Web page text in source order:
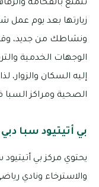
تتمتع بالفخامة
زيارتها بعد يوم عمل
ونشاطك من جديد،
الوجهات الخدمية
إليه السكان والزوار،
الصحية ومراكز السبا
بي أتيتيود سبا دبي
يحتوي مركز بي
والاسترخاء ونادي